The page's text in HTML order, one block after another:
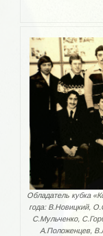
Область 80-е
Область 90-е
Кубок области
Область 2018
Область 2019
Областные
УКРАИНА
Обладатель кубка
года: В.Новицкий,
С.Мульченко,
А.Положенцев,